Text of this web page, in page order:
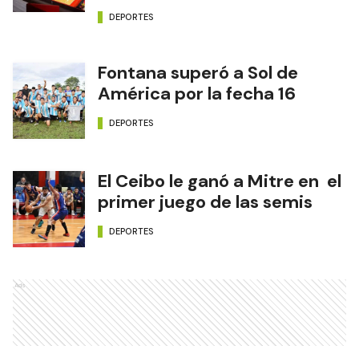
DEPORTES
Fontana superó a Sol de
América por la fecha 16
DEPORTES
El Ceibo le ganó a Mitre en el
primer juego de las semis
DEPORTES
Ads